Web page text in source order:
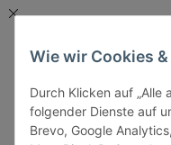
Wie wir Cookies
Durch Klicken auf „Alle
folgender Dienste auf
Brevo, Google